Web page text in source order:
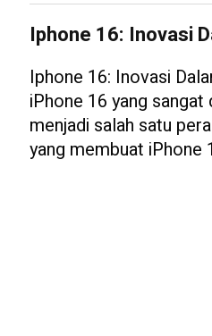
Iphone 16: Inovasi
Iphone 16: Inovasi
iPhone 16 yang
menjadi salah satu
yang membuat iPhone